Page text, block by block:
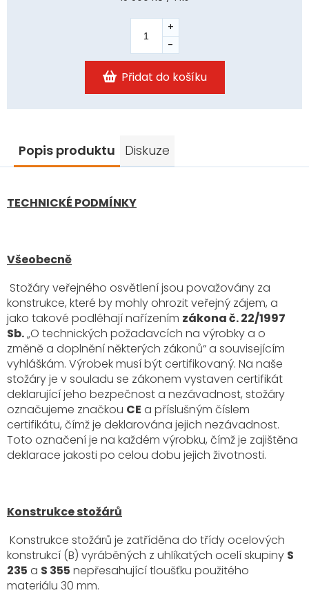
Přidat do košíku
Popis produktu Diskuze
TECHNICKÉ PODMÍNKY
Všeobecně
Stožáry veřejného osvětlení jsou považovány za
konstrukce, které by mohly ohrozit veřejný zájem, a
jako takové podléhají nařízením zákona č. 22/1997
Sb.„O technických požadavcích na výrobky a o
změně a doplnění některých zákonů“ a souvisejícím
vyhláškám. Výrobek musí být certifikovaný. Na naše
stožáry je v souladu se zákonem vystaven certifikát
deklarující jeho bezpečnost a nezávadnost, stožáry
označujeme značkou CE a příslušným číslem
certifikátu, čímž je deklarována jejich nezávadnost.
Toto označení je na každém výrobku, čímž je zajištěna
deklarace jakosti po celou dobu jejich životnosti.
Konstrukce stožárů
Konstrukce stožárů je zatříděna do třídy ocelových
konstrukcí (B) vyráběných z uhlíkatých ocelí skupiny S
235 a S 355 nepřesahující tloušťku použitého
materiálu 30 mm.